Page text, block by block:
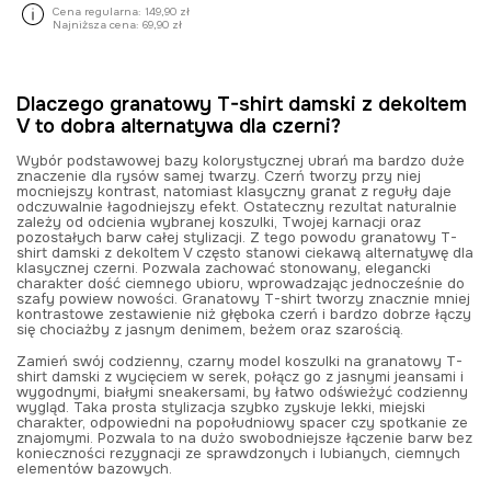
Cena regularna: 149,90 zł
Najniższa cena: 69,90 zł
Dlaczego granatowy T-shirt damski z dekoltem
V to dobra alternatywa dla czerni?
Wybór podstawowej bazy kolorystycznej ubrań ma bardzo duże
znaczenie dla rysów samej twarzy. Czerń tworzy przy niej
mocniejszy kontrast, natomiast klasyczny granat z reguły daje
odczuwalnie łagodniejszy efekt. Ostateczny rezultat naturalnie
zależy od odcienia wybranej koszulki, Twojej karnacji oraz
pozostałych barw całej stylizacji. Z tego powodu granatowy T-
shirt damski z dekoltem V często stanowi ciekawą alternatywę dla
klasycznej czerni. Pozwala zachować stonowany, elegancki
charakter dość ciemnego ubioru, wprowadzając jednocześnie do
szafy powiew nowości. Granatowy T-shirt tworzy znacznie mniej
kontrastowe zestawienie niż głęboka czerń i bardzo dobrze łączy
się chociażby z jasnym denimem, beżem oraz szarością.
Zamień swój codzienny, czarny model koszulki na granatowy T-
shirt damski z wycięciem w serek, połącz go z jasnymi jeansami i
wygodnymi, białymi sneakersami, by łatwo odświeżyć codzienny
wygląd. Taka prosta stylizacja szybko zyskuje lekki, miejski
charakter, odpowiedni na popołudniowy spacer czy spotkanie ze
znajomymi. Pozwala to na dużo swobodniejsze łączenie barw bez
konieczności rezygnacji ze sprawdzonych i lubianych, ciemnych
elementów bazowych.